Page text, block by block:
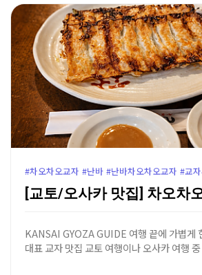
KANSAI GYOZA GUIDE 여행 끝에 가볍게
대표 교자 맛집 교토 여행이나 오사카 여행